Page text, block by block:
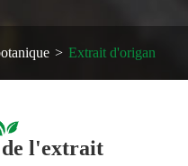
Extrait d'origan
de l'extrait